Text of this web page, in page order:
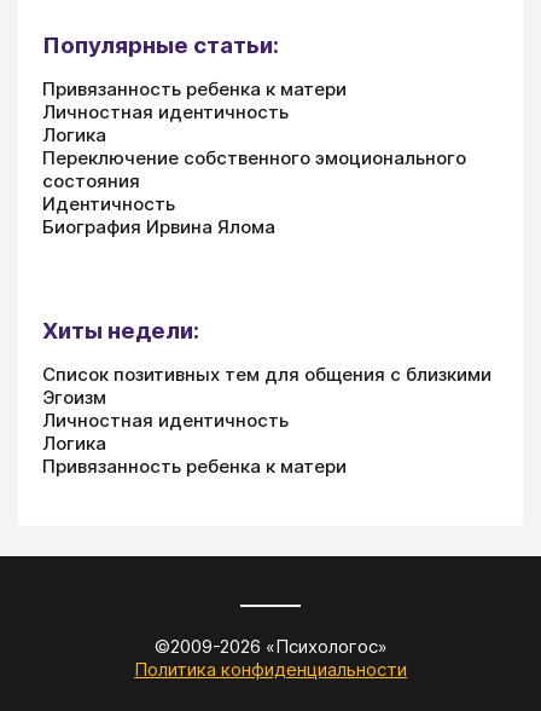
Популярные статьи:
Привязанность ребенка к матери
Личностная идентичность
Логика
Переключение собственного эмоционального
состояния
Идентичность
Биография Ирвина Ялома
Хиты недели:
Список позитивных тем для общения с близкими
Эгоизм
Личностная идентичность
Логика
Привязанность ребенка к матери
©2009-2026 «Психологос»
Политика конфиденциальности